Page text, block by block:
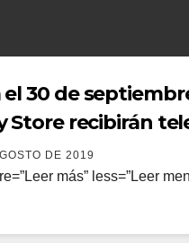
el 30 de
Store recibirán
DE 2019
más” less=”Leer